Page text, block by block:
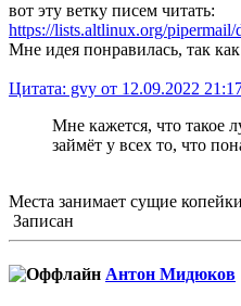
вот эту ветку писем читать:
https://lists.altlinux.org/
Мне идея понравилась, так
Цитата: gvy от 12.09.2022
Мне кажется, что такое
займёт у всех то, что
Места занимает сущие
Записан
Антон Мидюков